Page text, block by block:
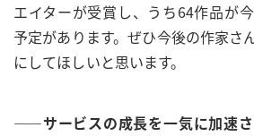
エイターが受賞し、うち64作品が
予定があります。ぜひ今後の作家さ
にしてほしいと思います。
——サービスの成長を一気に加速